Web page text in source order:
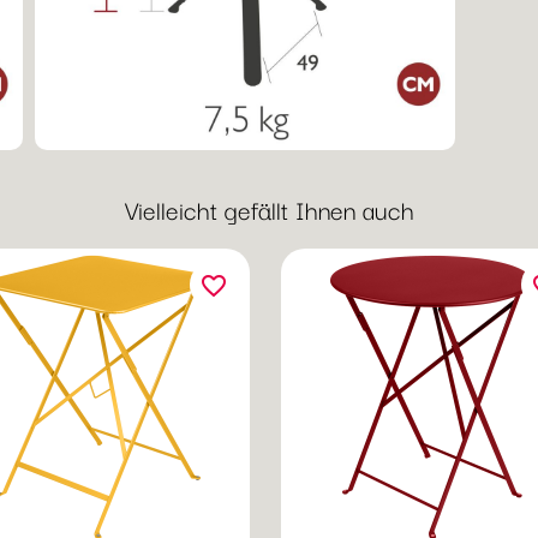
Vielleicht gefällt Ihnen auch
favorite_border